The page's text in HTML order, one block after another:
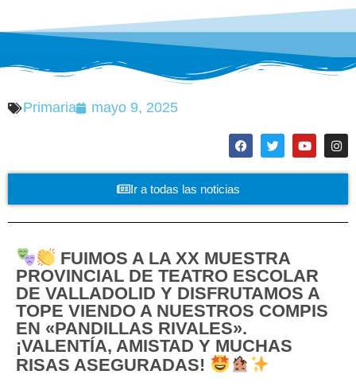
Primaria mayo 9, 2025
Ir a todas las noticias
FUIMOS A LA XX MUESTRA
PROVINCIAL DE TEATRO ESCOLAR
DE VALLADOLID Y DISFRUTAMOS A
TOPE VIENDO A NUESTROS COMPIS
EN «PANDILLAS RIVALES».
¡VALENTÍA, AMISTAD Y MUCHAS
RISAS ASEGURADAS!